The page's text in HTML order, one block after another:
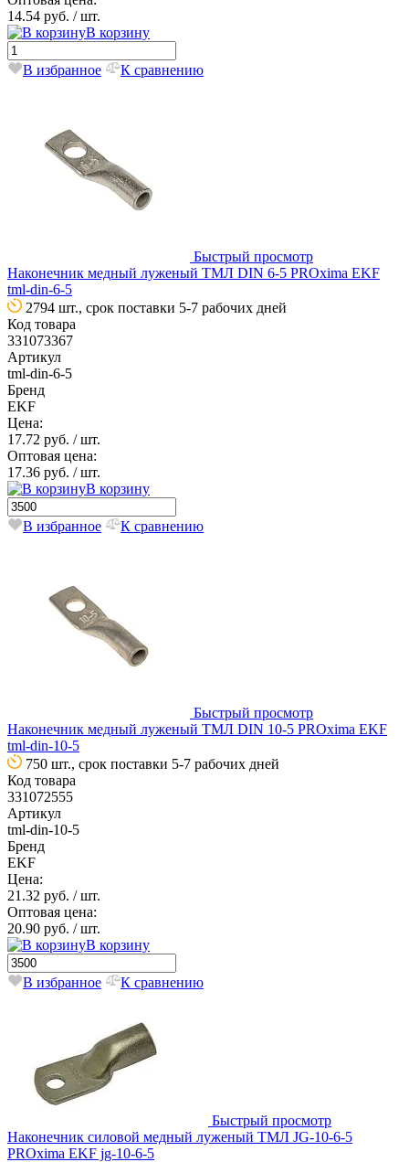
14.54 руб. / шт.
В корзину
В избранное К сравнению
Быстрый просмотр
Наконечник медный луженый ТМЛ DIN 6-5 PROxima EKF
tml-din-6-5
2794 шт., срок поставки 5-7 рабочих дней
Код товара
331073367
Артикул
tml-din-6-5
Бренд
EKF
Цена:
17.72 руб. / шт.
Оптовая цена:
17.36 руб. / шт.
В корзину
В избранное К сравнению
Быстрый просмотр
Наконечник медный луженый ТМЛ DIN 10-5 PROxima EKF
tml-din-10-5
750 шт., срок поставки 5-7 рабочих дней
Код товара
331072555
Артикул
tml-din-10-5
Бренд
EKF
Цена:
21.32 руб. / шт.
Оптовая цена:
20.90 руб. / шт.
В корзину
В избранное К сравнению
Быстрый просмотр
Наконечник силовой медный луженый ТМЛ JG-10-6-5
PROxima EKF jg-10-6-5